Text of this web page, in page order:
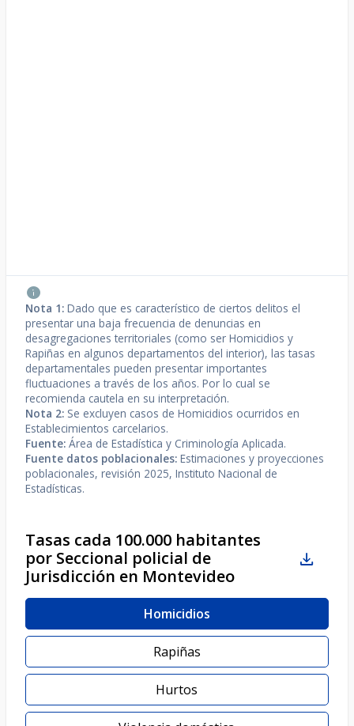
Nota 1: Dado que es característico de ciertos delitos el
presentar una baja frecuencia de denuncias en
desagregaciones territoriales (como ser Homicidios y
Rapiñas en algunos departamentos del interior), las tasas
departamentales pueden presentar importantes
fluctuaciones a través de los años. Por lo cual se
recomienda cautela en su interpretación.
Nota 2: Se excluyen casos de Homicidios ocurridos en
Establecimientos carcelarios.
Fuente: Área de Estadística y Criminología Aplicada.
Fuente datos poblacionales: Estimaciones y proyecciones
poblacionales, revisión 2025, Instituto Nacional de
Estadísticas.
Tasas cada 100.000 habitantes
por Seccional policial de
Jurisdicción en Montevideo
Homicidios
Rapiñas
Hurtos